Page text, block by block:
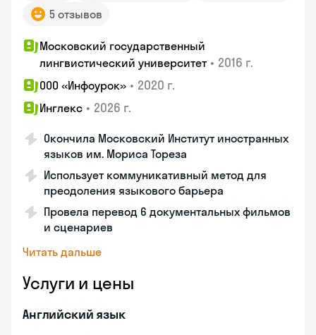
5 отзывов
Московский государственный
лингвистический университет • 2016 г.
ООО «Инфоурок» • 2020 г.
Инглекс • 2026 г.
Окончила Московский Институт иностранных
языков им. Мориса Тореза
Использует коммуникативный метод для
преодоления языкового барьера
Провела перевод 6 документальных фильмов
и сценариев
Читать дальше
Услуги и цены
Английский язык